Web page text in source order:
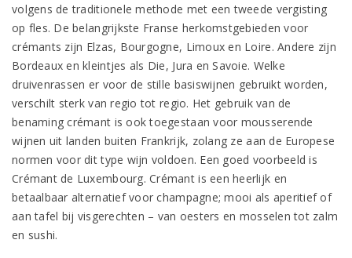
volgens de traditionele methode met een tweede vergisting
op fles. De belangrijkste Franse herkomstgebieden voor
crémants zijn Elzas, Bourgogne, Limoux en Loire. Andere zijn
Bordeaux en kleintjes als Die, Jura en Savoie. Welke
druivenrassen er voor de stille basiswijnen gebruikt worden,
verschilt sterk van regio tot regio. Het gebruik van de
benaming crémant is ook toegestaan voor mousserende
wijnen uit landen buiten Frankrijk, zolang ze aan de Europese
normen voor dit type wijn voldoen. Een goed voorbeeld is
Crémant de Luxembourg. Crémant is een heerlijk en
betaalbaar alternatief voor champagne; mooi als aperitief of
aan tafel bij visgerechten – van oesters en mosselen tot zalm
en sushi.